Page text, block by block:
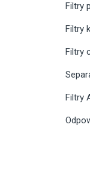
Filtry
Filtry
Filtry
Filtry